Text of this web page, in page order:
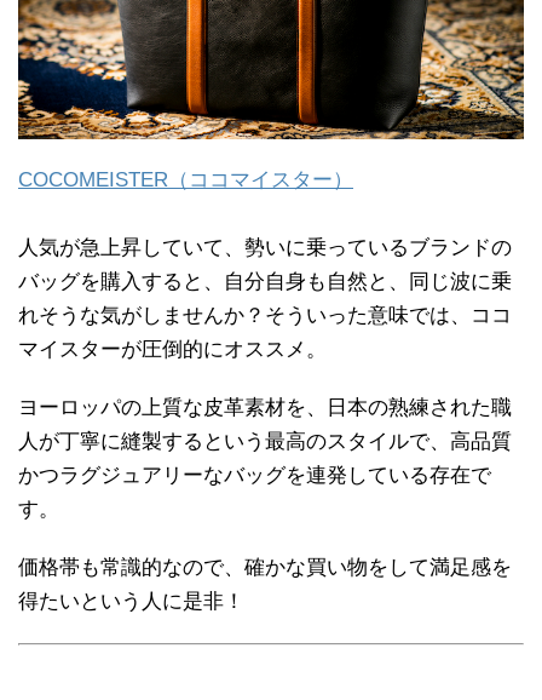
COCOMEISTER（ココマイスター）
人気が急上昇していて、勢いに乗っているブランドの
バッグを購入すると、自分自身も自然と、同じ波に乗
れそうな気がしませんか？そういった意味では、ココ
マイスターが圧倒的にオススメ。
ヨーロッパの上質な皮革素材を、日本の熟練された職
人が丁寧に縫製するという最高のスタイルで、高品質
かつラグジュアリーなバッグを連発している存在で
す。
価格帯も常識的なので、確かな買い物をして満足感を
得たいという人に是非！